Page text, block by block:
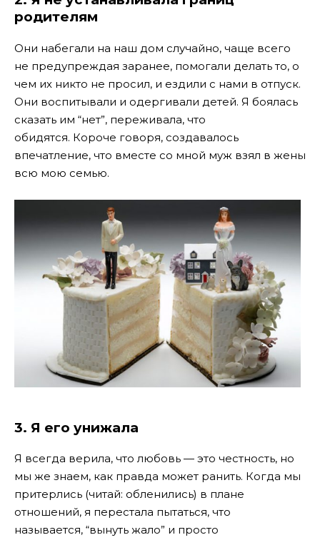
родителям
Они набегали на наш дом случайно, чаще всего
не предупреждая заранее, помогали делать то, о
чем их никто не просил, и ездили с нами в отпуск.
Они воспитывали и одергивали детей. Я боялась
сказать им “нет”, переживала, что
обидятся. Короче говоря, создавалось
впечатление, что вместе со мной муж взял в жены
всю мою семью.
3. Я его унижала
Я всегда верила, что любовь — это честность, но
мы же знаем, как правда может ранить. Когда мы
притерлись (читай: обленились) в плане
отношений, я перестала пытаться, что
называется, “вынуть жало” и просто